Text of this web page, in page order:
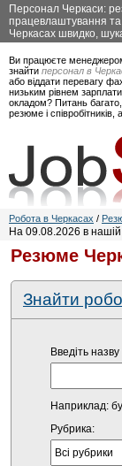
Персонал Черкаси:
працевлаштування та
Черкасах швидко,
Ви працюєте
знайти персонал в
або віддати перевагу
низьким рівнем
окладом? Питань
резюме і
Робота в Черкасах /
На 09.08.2026 в нашій
Резюме
Знайти
Введіть
Наприклад:
Рубрика: